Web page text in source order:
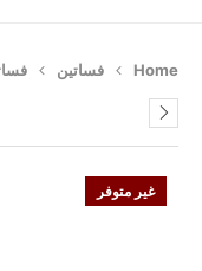
Home فساتين
غير متوفر